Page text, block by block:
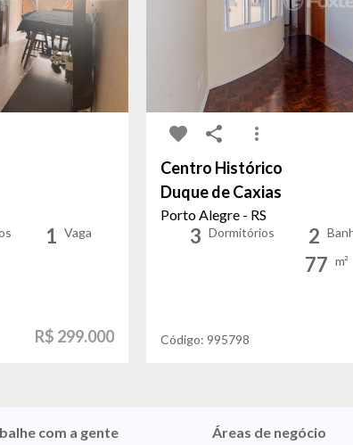
1 Vaga
R$ 299.000
Centro Histórico
Duque de Caxias
Porto Alegre - RS
3 Dormitórios 2
77 m²
Código:995798
com a gente
Áreas de negócio